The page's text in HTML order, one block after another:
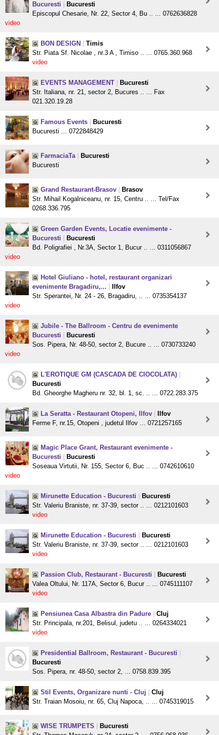
Bucuresti
Bucuresti
Episcopul Chesarie, Nr. 22, Sector 4, Bu .. ... 0762636828
video
BON DESIGN
Timis
Str. Piata Sf. Nicolae , nr.3 A , Timiso .. ... 0765.360.968
video
EVENTS MANAGEMENT
Bucuresti
Str. Italiana, nr. 21, sector 2, Bucures .. ... Fax
021.320.19.28
Famous Events
Bucuresti
Bucuresti ... 0722848429
FarmaciaTa
Bucuresti
Bucuresti
Grand Restaurant-Brasov
Brasov
Str. Mihail Kogalniceanu, nr. 15, Centru .. ... Tel/Fax
0268.336.795
Green Garden Events, Locatie evenimente -
Bucuresti
Bucuresti
Bd. Poligrafiei , Nr.3A, Sector 1, Bucur .. ... 0311056867
video
Hotel Giuliano - hotel, restaurant organizari
evenimente Bragadiru,...
Ilfov
Str. Sperantei, Nr. 24 - 26, Bragadiru, .. ... 0735354137
video
Jubile - The Ballroom - Centru de evenimente
Bucuresti
Bucuresti
Sos. Pipera, Nr. 48-50, sector 2, Bucure .. ... 0730733240
video
L'EROTIQUE GM (CASCADA DE CIOCOLATA)
Bucuresti
Bd. Gheorghe Magheru nr. 32, bl. 1, sc. .. ... 0722.283.375
La Seratta - Restaurant Otopeni, Ilfov
Ilfov
Ferme F, nr.15, Otopeni , judetul Ilfov ... 0721257165
Magic Place Grant, Restaurant evenimente -
Bucuresti
Bucuresti
Soseaua Virtutii, Nr. 155, Sector 6, Buc .. ... 0742610610
video
Mirunette Education - Bucuresti
Bucuresti
Str. Valeriu Braniste, nr. 37-39, sector .. ... 0212101603
video
Mirunette Education - Bucuresti
Bucuresti
Str. Valeriu Braniste, nr. 37-39, sector .. ... 0212101603
video
Passion Club, Restaurant - Bucuresti
Bucuresti
Valea Oltului, Nr. 117A, Sector 6, Bucur .. ... 0745111107
video
Pensiunea Casa Albastra din Padure
Cluj
Str. Principala, nr.201, Belisul, judetu .. ... 0264334021
video
Presidential Ballroom, Restaurant - Bucuresti
Bucuresti
Sos. Pipera, nr. 48-50, sector 2, ... 0758.839.395
Stil Events, Organizare nunti - Cluj
Cluj
Str. Traian Mosoiu, nr. 65, Cluj Napoca, .. ... 0745319015
WISE TRUMPETS
Bucuresti